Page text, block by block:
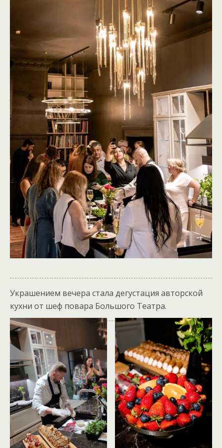
Украшением вечера стала дегустация авторской
кухни от шеф повара Большого Театра.